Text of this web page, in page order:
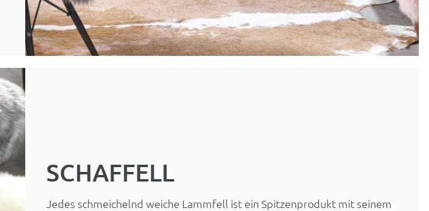
SCHAFFELL
Jedes schmeichelnd weiche Lammfell ist ein Spitzenprodukt mit seinem